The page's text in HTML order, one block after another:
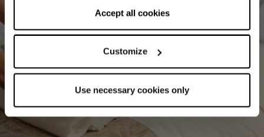
correct functioning of the website will be used.
Accept all cookies
Customize
Use necessary cookies only
Trova le migliori strutture per le tue
vacanze in Emilia Romagna
PRENOTA